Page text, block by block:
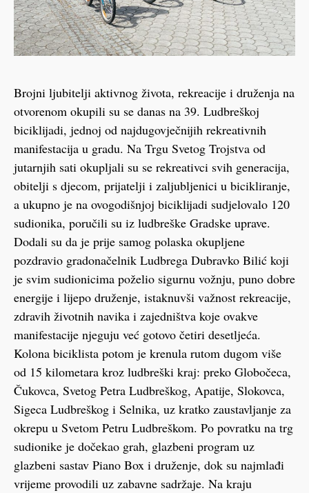
Brojni ljubitelji aktivnog života, rekreacije i druženja na
otvorenom okupili su se danas na 39. Ludbreškoj
biciklijadi, jednoj od najdugovječnijih rekreativnih
manifestacija u gradu. Na Trgu Svetog Trojstva od
jutarnjih sati okupljali su se rekreativci svih generacija,
obitelji s djecom, prijatelji i zaljubljenici u bicikliranje,
a ukupno je na ovogodišnjoj biciklijadi sudjelovalo 120
sudionika, poručili su iz ludbreške Gradske uprave.
Dodali su da je prije samog polaska okupljene
pozdravio gradonačelnik Ludbrega Dubravko Bilić koji
je svim sudionicima poželio sigurnu vožnju, puno dobre
energije i lijepo druženje, istaknuvši važnost rekreacije,
zdravih životnih navika i zajedništva koje ovakve
manifestacije njeguju već gotovo četiri desetljeća.
Kolona biciklista potom je krenula rutom dugom više
od 15 kilometara kroz ludbreški kraj: preko Globočeca,
Čukovca, Svetog Petra Ludbreškog, Apatije, Slokovca,
Sigeca Ludbreškog i Selnika, uz kratko zaustavljanje za
okrepu u Svetom Petru Ludbreškom. Po povratku na trg
sudionike je dočekao grah, glazbeni program uz
glazbeni sastav Piano Box i druženje, dok su najmlađi
vrijeme provodili uz zabavne sadržaje. Na kraju